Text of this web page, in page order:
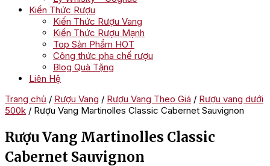
Kiến Thức Rượu
Kiến Thức Rượu Vang
Kiến Thức Rượu Mạnh
Top Sản Phẩm HOT
Công thức pha chế rượu
Blog Quà Tặng
Liên Hệ
Trang chủ / Rượu Vang / Rượu Vang Theo Giá / Rượu vang dưới
500k / Rượu Vang Martinolles Classic Cabernet Sauvignon
Rượu Vang Martinolles Classic
Cabernet Sauvignon